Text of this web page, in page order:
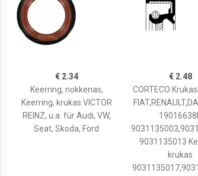
€ 2.34
Keerring, nokkenas,
Keerring, krukas VICTOR
REINZ, u.a. für Audi, VW,
Seat, Skoda, Ford
€ 2.48
CORTECO
9031135013
krukas